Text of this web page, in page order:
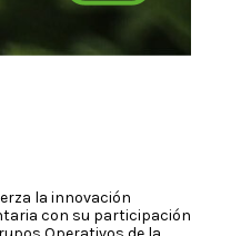
la innovación
con su participación